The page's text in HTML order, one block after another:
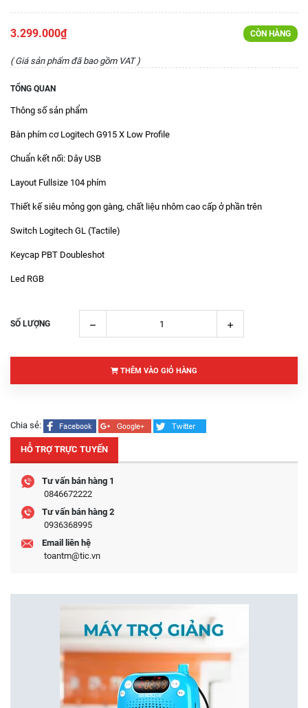
3.299.000₫ CÒN HÀNG
( Giá sản phẩm đã bao gồm VAT )
TỔNG QUAN
Thông số sản phẩm
Bàn phím cơ Logitech G915 X Low Profile
Chuẩn kết nối: Dây USB
Layout Fullsize 104 phím
Thiết kế siêu mỏng gọn gàng, chất liệu nhôm cao cấp ở phần trên
Switch Logitech GL (Tactile)
Keycap PBT Doubleshot
Led RGB
SỐ LƯỢNG
THÊM VÀO GIỎ HÀNG
Chia sẻ:
HỖ TRỢ TRỰC TUYẾN
Tư vấn bán hàng 1
0846672222
Tư vấn bán hàng 2
0936368995
Email liên hệ
toantm@tic.vn